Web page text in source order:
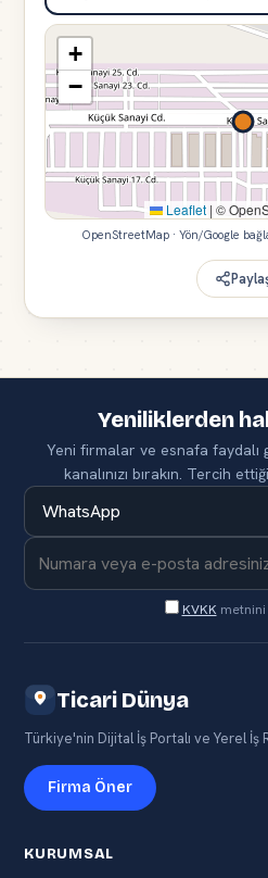
+
−
Leaflet | ©
OpenStreetMap · Yön/Google
Yeniliklerden
Yeni firmalar ve esnafa faydalı
kanalınızı bırakın. Tercih
KVKK
Ticari Dünya
Türkiye'nin Dijital İş Portalı ve Yerel İş
Firma Öner
KURUMSAL